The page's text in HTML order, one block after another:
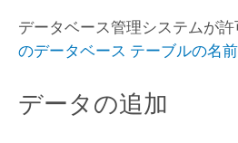
データベース管理システムが許
のデータベース テーブルの名
データの追加